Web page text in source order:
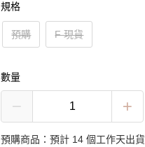
規格
預購 F 現貨
數量
預購商品：預計 14 個工作天出貨